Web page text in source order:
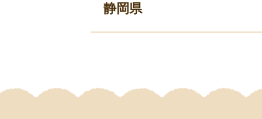
静岡県